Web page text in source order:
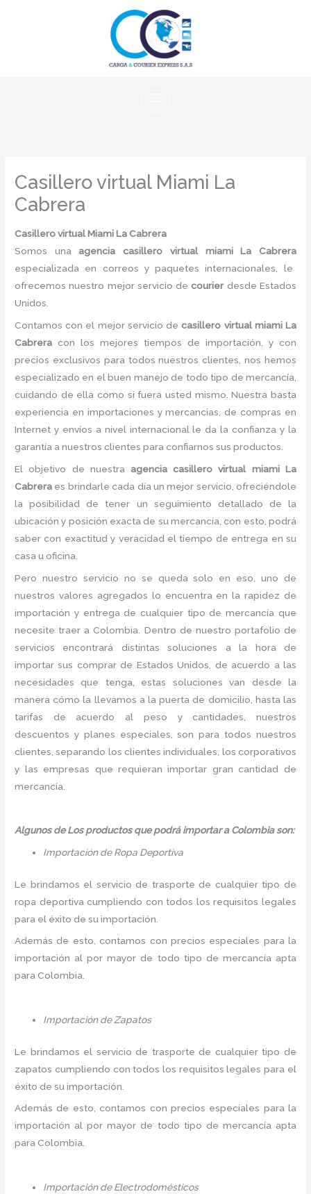
Casillero virtual Miami La
Cabrera
Casillero virtual Miami La Cabrera
Somos una agencia casillero virtual miami La Cabrera
especializada en correos y paquetes internacionales, le
ofrecemos nuestro mejor servicio de courier desde Estados
Unidos.
Contamos con el mejor servicio de casillero virtual miami La
Cabrera con los mejores tiempos de importación, y con
precios exclusivos para todos nuestros clientes, nos hemos
especializado en el buen manejo de todo tipo de mercancía,
cuidando de ella como si fuera usted mismo. Nuestra basta
experiencia en importaciones y mercancías, de compras en
Internet y envíos a nivel internacional le da la confianza y la
garantía a nuestros clientes para confiarnos sus productos.
El objetivo de nuestra agencia casillero virtual miami La
Cabrera es brindarle cada día un mejor servicio, ofreciéndole
la posibilidad de tener un seguimiento detallado de la
ubicación y posición exacta de su mercancía, con esto, podrá
saber con exactitud y veracidad el tiempo de entrega en su
casa u oficina.
Pero nuestro servicio no se queda solo en eso, uno de
nuestros valores agregados lo encuentra en la rapidez de
importación y entrega de cualquier tipo de mercancía que
necesite traer a Colombia. Dentro de nuestro portafolio de
servicios encontrará distintas soluciones a la hora de
importar sus comprar de Estados Unidos, de acuerdo a las
necesidades que tenga, estas soluciones van desde la
manera cómo la llevamos a la puerta de domicilio, hasta las
tarifas de acuerdo al peso y cantidades, nuestros
descuentos y planes especiales, son para todos nuestros
clientes, separando los clientes individuales, los corporativos
y las empresas que requieran importar gran cantidad de
mercancía.
Algunos de Los productos que podrá importar a Colombia son:
Importación de Ropa Deportiva
Le brindamos el servicio de trasporte de cualquier tipo de
ropa deportiva cumpliendo con todos los requisitos legales
para el éxito de su importación.
Además de esto, contamos con precios especiales para la
importación al por mayor de todo tipo de mercancía apta
para Colombia.
Importación de Zapatos
Le brindamos el servicio de trasporte de cualquier tipo de
zapatos cumpliendo con todos los requisitos legales para el
éxito de su importación.
Además de esto, contamos con precios especiales para la
importación al por mayor de todo tipo de mercancía apta
para Colombia.
Importación de Electrodomésticos